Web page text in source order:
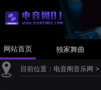
网站首页 独家舞曲
目前位置： 电音阁音乐网 >